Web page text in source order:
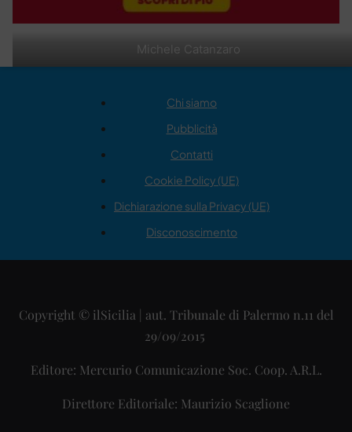
Michele Catanzaro
Chi siamo
Pubblicità
Contatti
Cookie Policy (UE)
Dichiarazione sulla Privacy (UE)
Disconoscimento
Copyright © ilSicilia | aut. Tribunale di Palermo n.11 del
29/09/2015
Editore: Mercurio Comunicazione Soc. Coop. A.R.L.
Direttore Editoriale: Maurizio Scaglione